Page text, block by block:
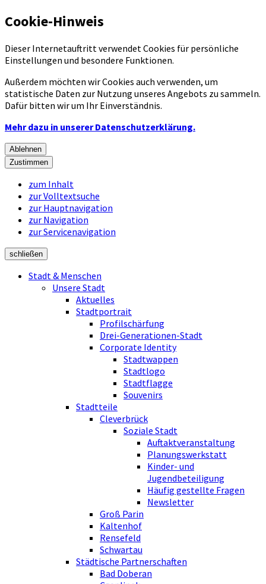
Cookie-Hinweis
Dieser Internetauftritt verwendet Cookies für persönliche
Einstellungen und besondere Funktionen.
Außerdem möchten wir Cookies auch verwenden, um
statistische Daten zur Nutzung unseres Angebots zu sammeln.
Dafür bitten wir um Ihr Einverständnis.
Mehr dazu in unserer Datenschutzerklärung.
Ablehnen
Zustimmen
zum Inhalt
zur Volltextsuche
zur Hauptnavigation
zur Navigation
zur Servicenavigation
schließen
Stadt & Menschen
Unsere Stadt
Aktuelles
Stadtportrait
Profilschärfung
Drei-Generationen-Stadt
Corporate Identity
Stadtwappen
Stadtlogo
Stadtflagge
Souvenirs
Stadtteile
Cleverbrück
Soziale Stadt
Auftaktveranstaltung
Planungswerkstatt
Kinder- und
Jugendbeteiligung
Häufig gestellte Fragen
Newsletter
Groß Parin
Kaltenhof
Rensefeld
Schwartau
Städtische Partnerschaften
Bad Doberan